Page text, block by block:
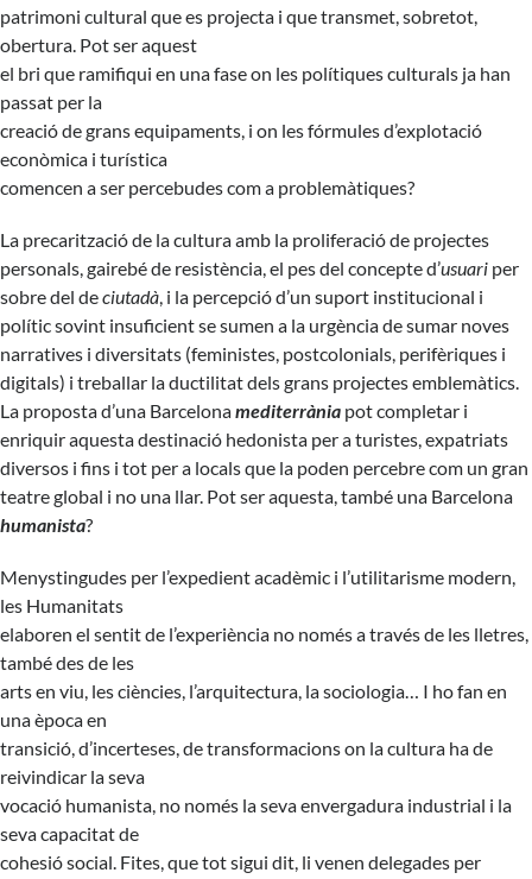
patrimoni cultural que es projecta i que transmet, sobretot,
obertura. Pot ser aquest
el bri que ramifiqui en una fase on les polítiques culturals ja han
passat per la
creació de grans equipaments, i on les fórmules d’explotació
econòmica i turística
comencen a ser percebudes com a problemàtiques?
La precarització de la cultura amb la proliferació de projectes
personals, gairebé de resistència, el pes del concepte d’usuari per
sobre del deciutadà, i la percepció d’un suport institucional i
polític sovint insuficient se sumen a la urgència de sumar noves
narratives i diversitats (feministes, postcolonials, perifèriques i
digitals) i treballar la ductilitat dels grans projectes emblemàtics.
La proposta d’una Barcelonamediterrània pot completar i
enriquir aquesta destinació hedonista per a turistes, expatriats
diversos i fins i tot per a locals que la poden percebre com un gran
teatre global i no una llar. Pot ser aquesta, també una Barcelona
humanista?
Menystingudes per l’expedient acadèmic i l’utilitarisme modern,
les Humanitats
elaboren el sentit de l’experiència no només a través de les lletres,
també des de les
arts en viu, les ciències, l’arquitectura, la sociologia… I ho fan en
una època en
transició, d’incerteses, de transformacions on la cultura ha de
reivindicar la seva
vocació humanista, no només la seva envergadura industrial i la
seva capacitat de
cohesió social. Fites, que tot sigui dit, li venen delegades per